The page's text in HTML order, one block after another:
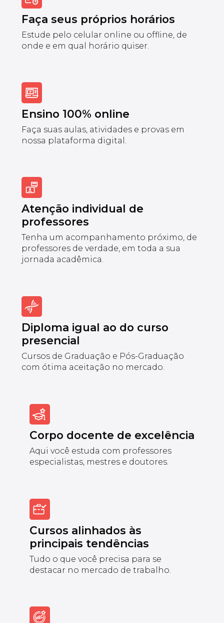
Faça seus próprios horários
Estude pelo celular online ou offline, de
onde e em qual horário quiser.
Ensino 100% online
Faça suas aulas, atividades e provas em
nossa plataforma digital.
Atenção individual de
professores
Tenha um acompanhamento próximo, de
professores de verdade, em toda a sua
jornada acadêmica.
Diploma igual ao do curso
presencial
Cursos de Graduação e Pós-Graduação
com ótima aceitação no mercado.
Corpo docente de excelência
Aqui você estuda com professores
especialistas, mestres e doutores.
Cursos alinhados às
principais tendências
Tudo o que você precisa para se
destacar no mercado de trabalho.